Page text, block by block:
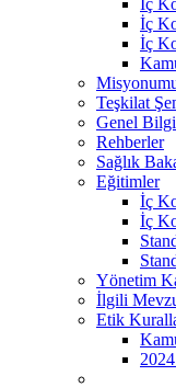
İç
İç
Teşkilat
Genel
Rehberler
Sağlık
Eğitimler
İç
İç
Yönetim
İlgili
Etik